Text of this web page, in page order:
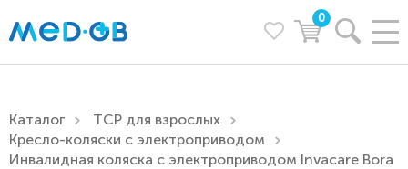
0
Каталог
ТСР для взрослых
Кресло-коляски с электроприводом
Инвалидная коляска с электроприводом Invacare Bora